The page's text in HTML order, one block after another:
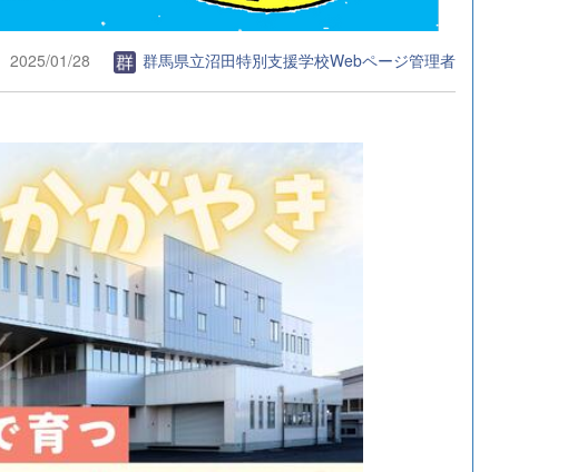
2025/01/28 群馬県立沼田特別支援学校Webページ管理者